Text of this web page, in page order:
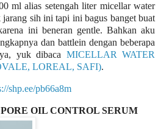
ml alias setengah liter micellar water
sih ini tapi ini bagus banget buat
ini beneran gentle. Bahkan aku
dan battlein dengan beberapa
yuk dibaca MICELLAR WATER
LOREAL, SAFI).
shp.ee/pb66a8m
OIL CONTROL SERUM